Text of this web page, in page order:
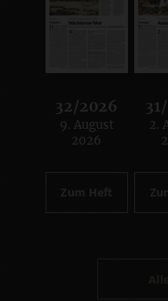
32/2026
:
9. August
2026
Zum Heft
2.